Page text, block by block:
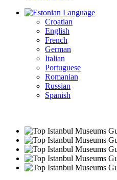
Language
Croatian
English
French
German
Italian
Portuguese
Romanian
Russian
Spanish